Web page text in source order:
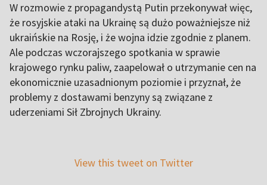
W rozmowie z propagandystą Putin przekonywał więc,
że rosyjskie ataki na Ukrainę są dużo poważniejsze niż
ukraińskie na Rosję, i że wojna idzie zgodnie z planem.
Ale podczas wczorajszego spotkania w sprawie
krajowego rynku paliw, zaapelował o utrzymanie cen na
ekonomicznie uzasadnionym poziomie i przyznał, że
problemy z dostawami benzyny są związane z
uderzeniami Sił Zbrojnych Ukrainy.
View this tweet on Twitter